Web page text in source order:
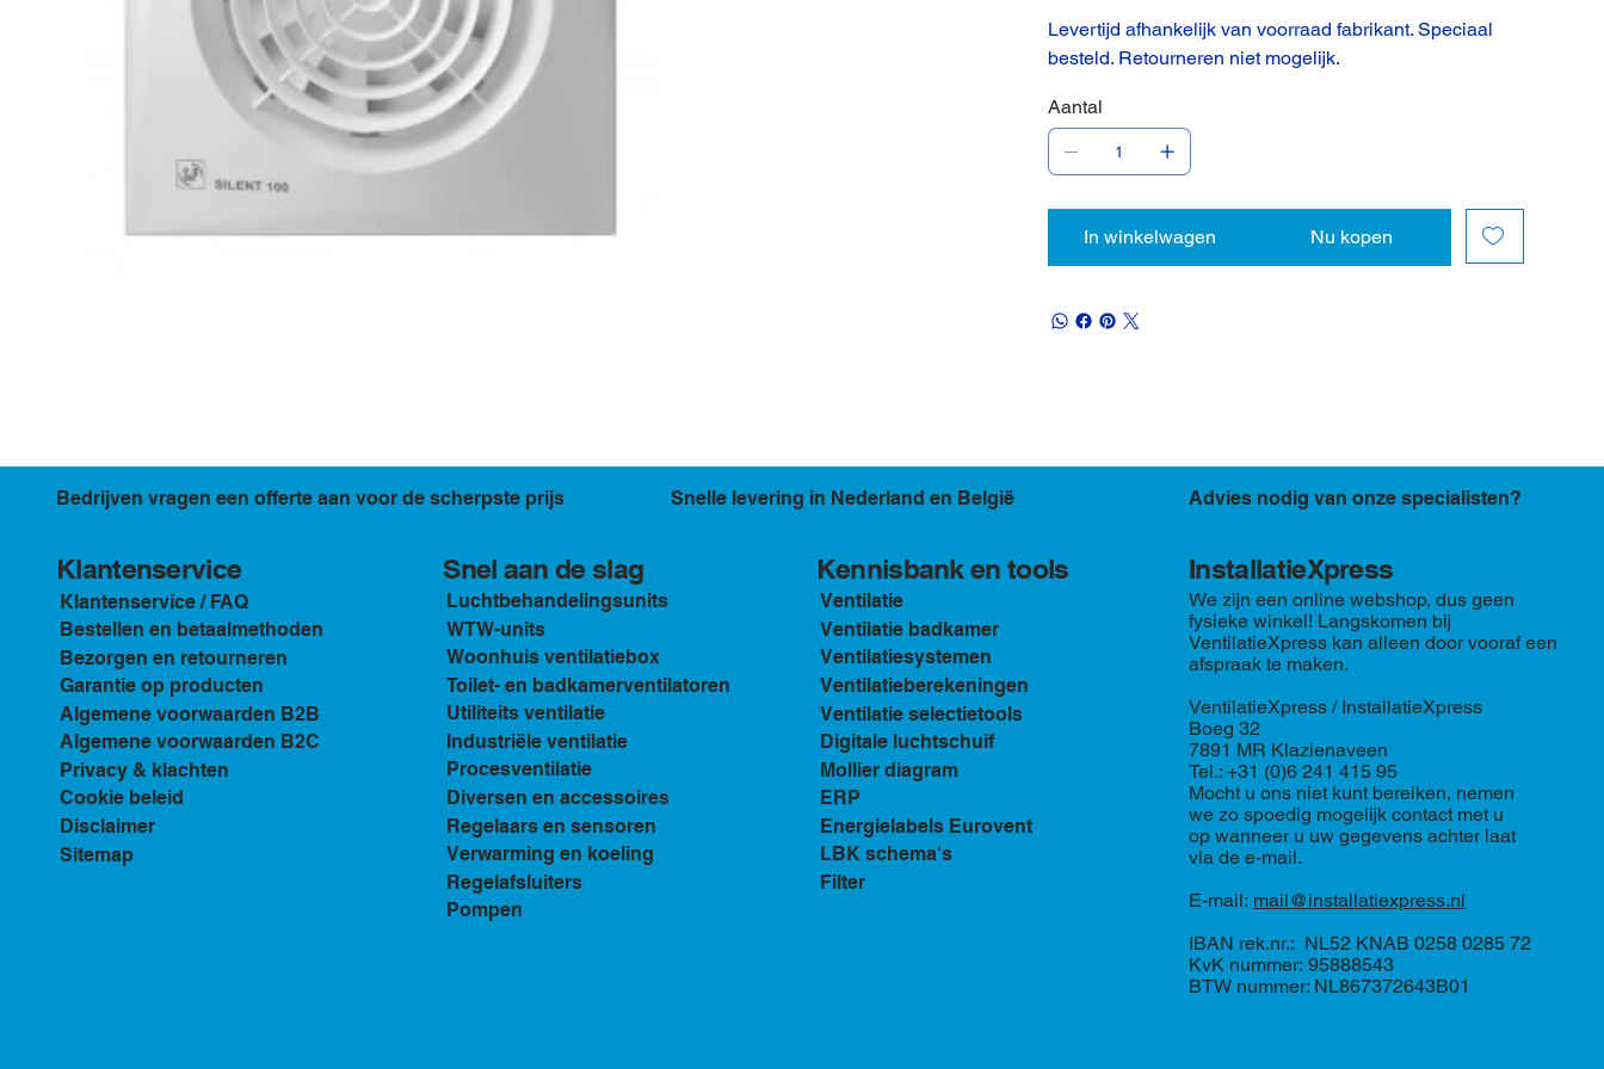
Levertijd afhankelijk van voorraad fabrikant. Speciaal
besteld. Retourneren niet mogelijk.
Aantal
In winkelwagen Nu kopen
Klantenservice
Klantenservice / FAQ
Bestellen en betaalmethoden
Bezorgen en retourneren
Garantie op producten
Algemene voorwaarden B2B
Algemene voorwaarden B2C
Privacy & klachten
Cookie beleid
Disclaimer
Sitemap
Bedrijven vragen een offerte aan voor de scherpste prijs Snelle levering in Nederland en België Advies nodig van onze specialisten?
Snel aan de slag
Luchtbehandelingsunits
WTW-units
Woonhuis ventilatiebox
Toilet- en badkamerventilatoren
Utiliteits ventilatie
Industriële ventilatie
Procesventilatie
Diversen en accessoires
Regelaars en sensoren
Verwarming en koeling
Regelafsluiters
Pompen
Kennisbank en tools
Ventilatie
Ventilatie badkamer
Ventilatiesystemen
Ventilatieberekeningen
Ventilatie selectietools
Digitale luchtschuif
Mollier diagram
ERP
Energielabels Eurovent
LBK schema's
Filter
We zijn een online webshop, dus geen
fysieke winkel! Langskomen bij
VentilatieXpress kan alleen door vooraf een
afspraak te maken.
VentilatieXpress / InstallatieXpress
Boeg 32
7891 MR Klazienaveen
Tel.: +31 (0)6 241 415 95
Mocht u ons niet kunt bereiken, nemen
we zo spoedig mogelijk contact met u
op wanneer u uw gegevens achter laat
via de e-mail.
E-mail: mail@installatiexpress.nl
IBAN rek.nr.: NL52 KNAB 0258 0285 72
KvK nummer: 95888543
BTW nummer: NL867372643B01
InstallatieXpress